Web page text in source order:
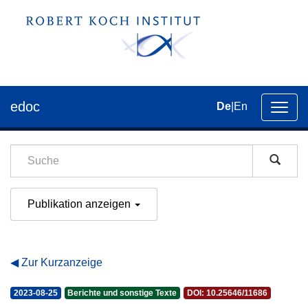
der
edoc De En
Publikation anzeigen
Zur Kurzanzeige
2023-08-25 Berichte und sonstige Texte DOI: 10.25646/11686